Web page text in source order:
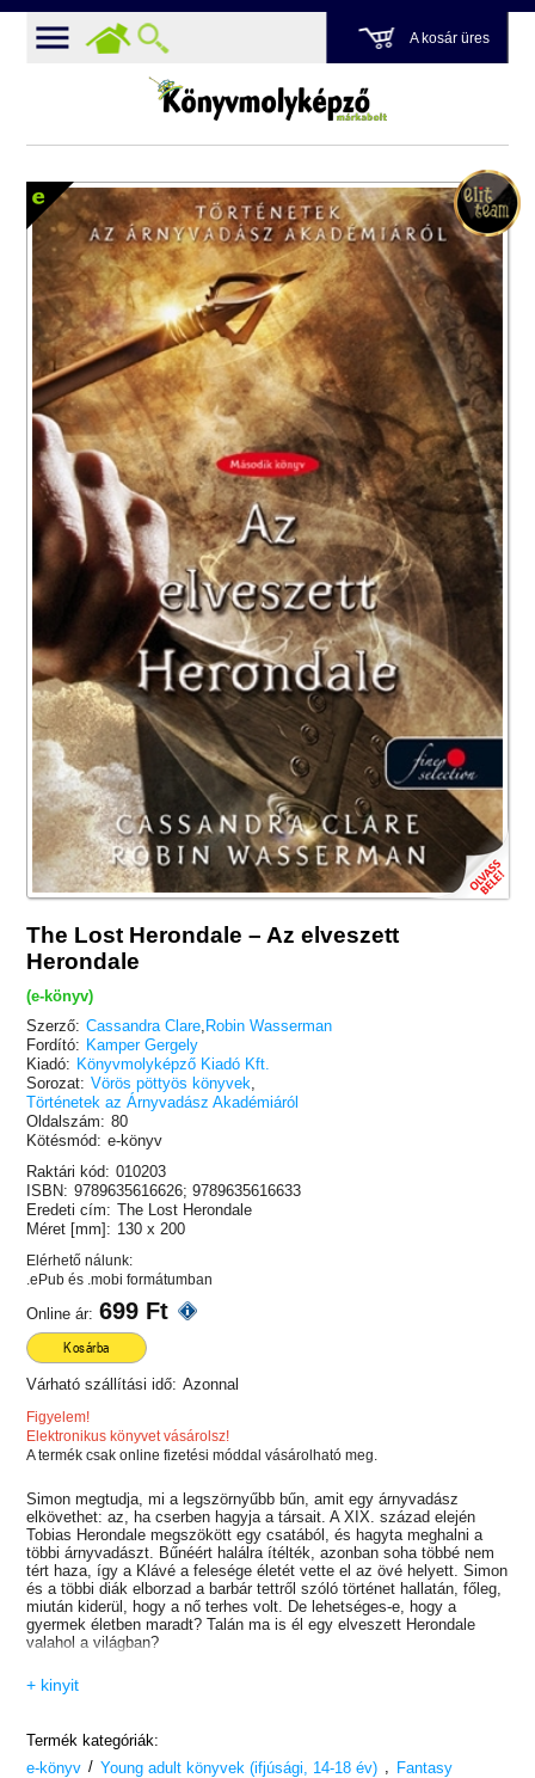
A kosár üres
The Lost Herondale – Az elveszett
Herondale
(e-könyv)
Szerző: Cassandra Clare, Robin Wasserman
Fordító: Kamper Gergely
Kiadó: Könyvmolyképző Kiadó Kft.
Sorozat: Vörös pöttyös könyvek,
Történetek az Árnyvadász Akadémiáról
Oldalszám: 80
Kötésmód: e-könyv
Raktári kód: 010203
ISBN: 9789635616626; 9789635616633
Eredeti cím: The Lost Herondale
Méret [mm]: 130 x 200
Elérhető nálunk:
.ePub és .mobi formátumban
Online ár: 699 Ft
Kosárba
Várható szállítási idő: Azonnal
Figyelem!
Elektronikus könyvet vásárolsz!
A termék csak online fizetési móddal vásárolható meg.
Simon megtudja, mi a legszörnyűbb bűn, amit egy árnyvadász
elkövethet: az, ha cserben hagyja a társait. A XIX. század elején
Tobias Herondale megszökött egy csatából, és hagyta meghalni a
többi árnyvadászt. Bűnéért halálra ítélték, azonban soha többé nem
tért haza, így a Klávé a felesége életét vette el az övé helyett. Simon
és a többi diák elborzad a barbár tettről szóló történet hallatán, főleg,
miután kiderül, hogy a nő terhes volt. De lehetséges-e, hogy a
gyermek életben maradt? Talán ma is él egy elveszett Herondale
valahol a világban?
+ kinyit
Termék kategóriák:
e-könyv / Young adult könyvek (ifjúsági, 14-18 év) , Fantasy